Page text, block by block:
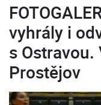
vyhrály i
s Ostravou.
Prostějov